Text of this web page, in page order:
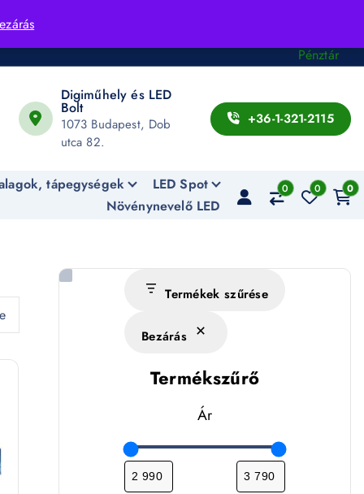
Pénztár
Digiműhely és LED
Bolt
1073 Budapest, Dob
utca 82.
+36-1-321-2115
tápegységek
LED Spot
Növénynevelő LED
0 0 0
Termékek szűrése
Bezárás
Termékszűrő
Ár